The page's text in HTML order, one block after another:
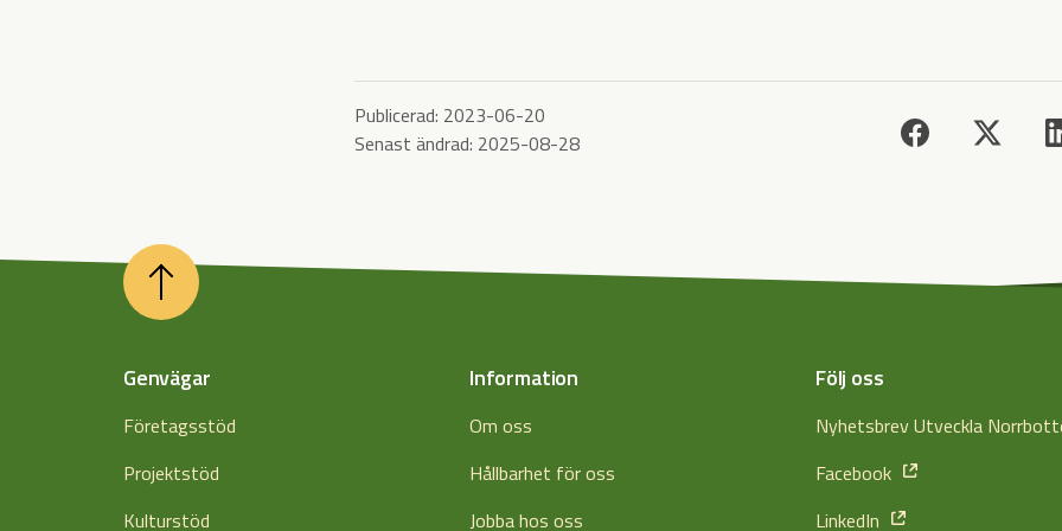
Publicerad: 2023-06-20
Senast ändrad: 2025-08-28
Genvägar
Företagsstöd
Projektstöd
Kulturstöd
Information
Om oss
Hållbarhet för oss
Jobba hos oss
Följ oss
Nyhetsbrev Utveckla
Facebook
LinkedIn